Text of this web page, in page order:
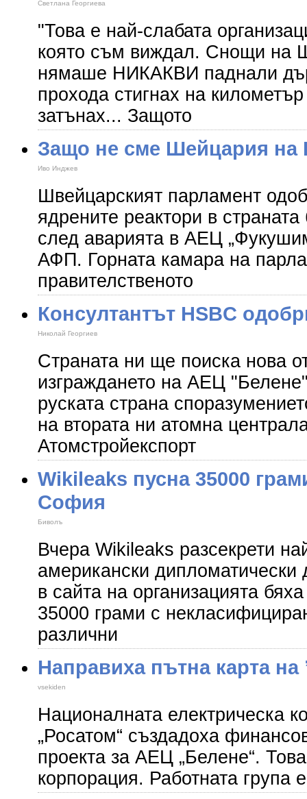
Светлана Георгиева
"Това е най-слабата
която съм виждал. Снощи на
нямаше НИКАКВИ паднали
прохода стигнах на
затънах... Защото
Защо не сме Шейцария на
Иво Инджев
Швейцарският парламент
ядрените реактори в
след аварията в АЕЦ
АФП. Горната камара на
правителственото
Консултантът HSBC
Николай Георгиев
Страната ни ще поиска нова
изграждането на АЕЦ
руската страна
на втората ни атомна
Атомстройекспорт
Wikileaks пусна 35000
София
Биволъ
Вчера Wikileaks разсекрети
американски
в сайта на организацията
35000 грами с
различни
Направиха пътна карта на
vsekiden
Националната електрическа
„Росатом“ създадоха
проекта за АЕЦ „Белене“.
корпорация. Работната група